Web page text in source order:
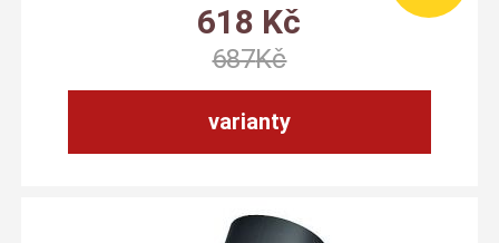
varianty
618 Kč
687Kč